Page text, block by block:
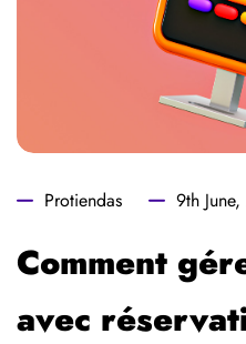
Protiendas 9th
Comment
avec